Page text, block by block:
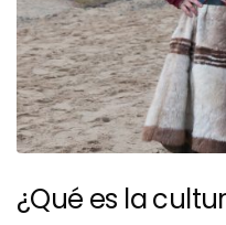
¿Qué es la